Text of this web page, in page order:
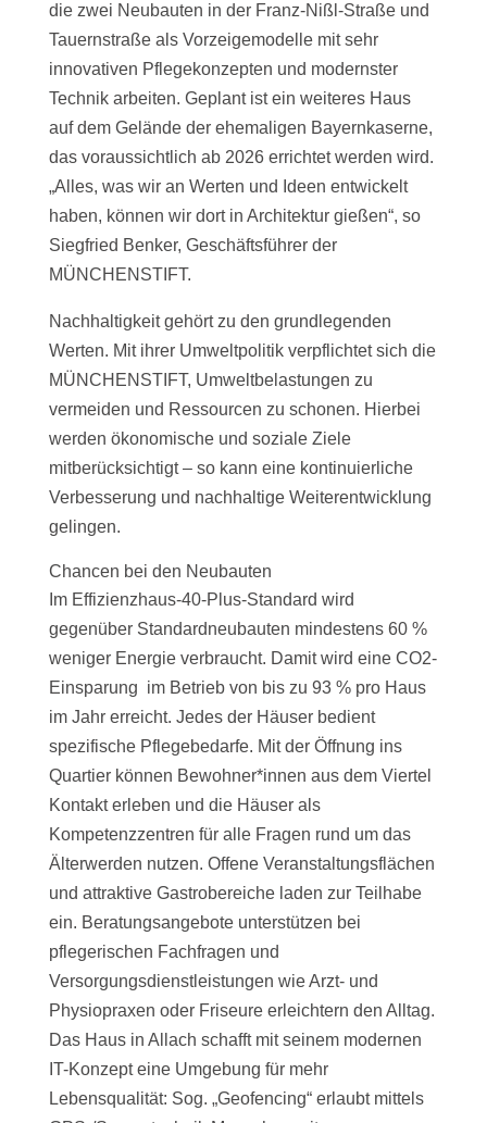
die zwei Neubauten in der Franz-Nißl-Straße und
Tauernstraße als Vorzeigemodelle mit sehr
innovativen Pflegekonzepten und modernster
Technik arbeiten. Geplant ist ein weiteres Haus
auf dem Gelände der ehemaligen Bayernkaserne,
das voraussichtlich ab 2026 errichtet werden wird.
„Alles, was wir an Werten und Ideen entwickelt
haben, können wir dort in Architektur gießen“, so
Siegfried Benker, Geschäftsführer der
MÜNCHENSTIFT.
Nachhaltigkeit gehört zu den grundlegenden
Werten. Mit ihrer Umweltpolitik verpflichtet sich die
MÜNCHENSTIFT, Umweltbelastungen zu
vermeiden und Ressourcen zu schonen. Hierbei
werden ökonomische und soziale Ziele
mitberücksichtigt – so kann eine kontinuierliche
Verbesserung und nachhaltige Weiterentwicklung
gelingen.
Chancen bei den Neubauten
Im Effizienzhaus-40-Plus-Standard wird
gegenüber Standardneubauten mindestens 60 %
weniger Energie verbraucht. Damit wird eine CO2-
Einsparung im Betrieb von bis zu 93 % pro Haus
im Jahr erreicht. Jedes der Häuser bedient
spezifische Pflegebedarfe. Mit der Öffnung ins
Quartier können Bewohner*innen aus dem Viertel
Kontakt erleben und die Häuser als
Kompetenzzentren für alle Fragen rund um das
Älterwerden nutzen. Offene Veranstaltungsflächen
und attraktive Gastrobereiche laden zur Teilhabe
ein. Beratungsangebote unterstützen bei
pflegerischen Fachfragen und
Versorgungsdienstleistungen wie Arzt- und
Physiopraxen oder Friseure erleichtern den Alltag.
Das Haus in Allach schafft mit seinem modernen
IT-Konzept eine Umgebung für mehr
Lebensqualität: Sog. „Geofencing“ erlaubt mittels